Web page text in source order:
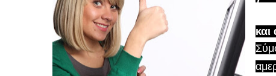
και